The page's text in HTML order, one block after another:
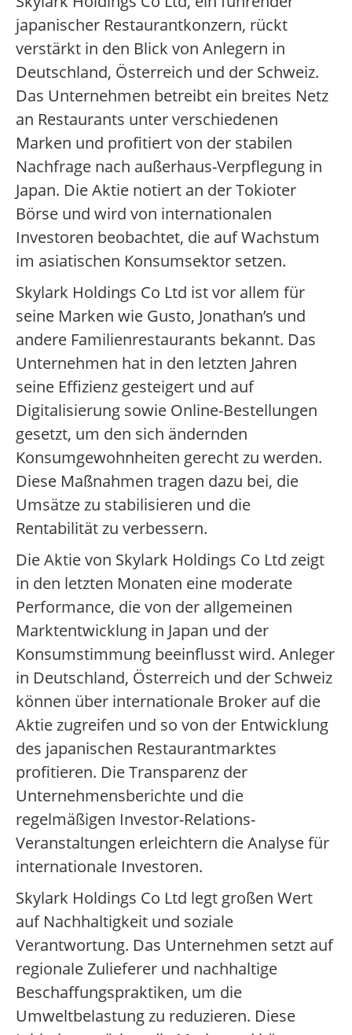
japanischer Restaurantkonzern, rückt
verstärkt in den Blick von Anlegern in
Deutschland, Österreich und der Schweiz.
Das Unternehmen betreibt ein breites Netz
an Restaurants unter verschiedenen
Marken und profitiert von der stabilen
Nachfrage nach außerhaus-Verpflegung in
Japan. Die Aktie notiert an der Tokioter
Börse und wird von internationalen
Investoren beobachtet, die auf Wachstum
im asiatischen Konsumsektor setzen.
Skylark Holdings Co Ltd ist vor allem für
seine Marken wie Gusto, Jonathan’s und
andere Familienrestaurants bekannt. Das
Unternehmen hat in den letzten Jahren
seine Effizienz gesteigert und auf
Digitalisierung sowie Online-Bestellungen
gesetzt, um den sich ändernden
Konsumgewohnheiten gerecht zu werden.
Diese Maßnahmen tragen dazu bei, die
Umsätze zu stabilisieren und die
Rentabilität zu verbessern.
Die Aktie von Skylark Holdings Co Ltd zeigt
in den letzten Monaten eine moderate
Performance, die von der allgemeinen
Marktentwicklung in Japan und der
Konsumstimmung beeinflusst wird. Anleger
in Deutschland, Österreich und der Schweiz
können über internationale Broker auf die
Aktie zugreifen und so von der Entwicklung
des japanischen Restaurantmarktes
profitieren. Die Transparenz der
Unternehmensberichte und die
regelmäßigen Investor-Relations-
Veranstaltungen erleichtern die Analyse für
internationale Investoren.
Skylark Holdings Co Ltd legt großen Wert
auf Nachhaltigkeit und soziale
Verantwortung. Das Unternehmen setzt auf
regionale Zulieferer und nachhaltige
Beschaffungspraktiken, um die
Umweltbelastung zu reduzieren. Diese